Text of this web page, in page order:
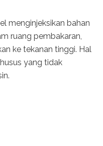
menginjeksikan bahan
ruang pembakaran,
ke tekanan tinggi. Hal
yang tidak